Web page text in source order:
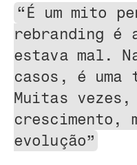
“É um mito
rebranding é
estava mal.
casos, é uma
Muitas
crescimento,
evolução”